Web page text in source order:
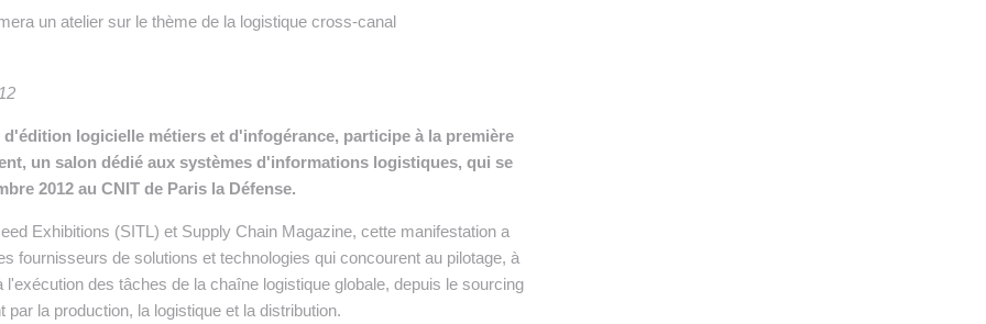
un atelier sur le thème de la logistique cross-canal
d'édition logicielle métiers et d'infogérance, participe à la première
un salon dédié aux systèmes d'informations logistiques, qui se
2012 au CNIT de Paris la Défense.
Exhibitions (SITL) et Supply Chain Magazine, cette manifestation a
fournisseurs de solutions et technologies qui concourent au pilotage, à
l'exécution des tâches de la chaîne logistique globale, depuis le sourcing
par la production, la logistique et la distribution.